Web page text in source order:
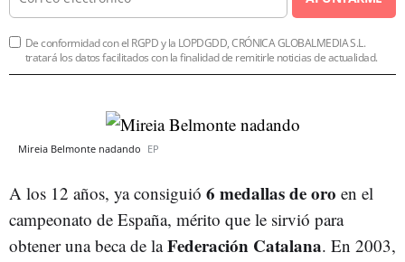
De conformidad con el RGPD y la LOPDGDD, CRÓNICA GLOBALMEDIA S.L.
tratará los datos facilitados con la finalidad de remitirle noticias de actualidad.
Mireia Belmonte nadando EP
A los 12 años, ya consiguió 6 medallas de oro en el
campeonato de España, mérito que le sirvió para
obtener una beca de laFederación Catalana. En 2003,